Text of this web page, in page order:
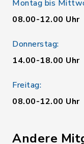
Montag bis
08.00-12.00 Uhr
Donnerstag:
14.00-18.00 Uhr
Freitag:
08.00-12.00 Uhr
Andere